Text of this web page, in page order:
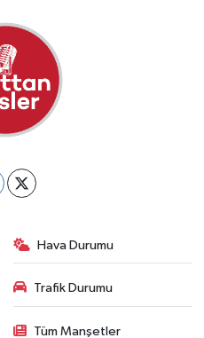
Hava Durumu
Trafik Durumu
Tüm Manşetler